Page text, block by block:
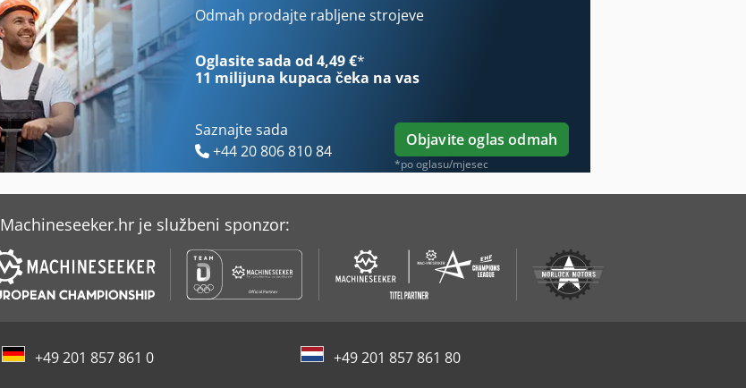
Okviru Kiper
Omme 1830 Ebzx
Odmah prodajte rabljene strojeve
Oglasite sada od 4,49 €*
11 milijuna kupaca čeka na vas
Saznajte sada
+44 20 806 810 84
Objavite oglas odmah
*po oglasu/mjesec
Machineseeker.hr je službeni sponzor:
+49 201 857 861 0
+49 201 857 861 80